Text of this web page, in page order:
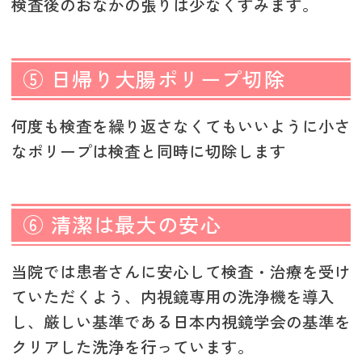
検査後のおなかの張りは少なくすみます。
⑤ 日帰り大腸ポリープ切除
何度も検査を繰り返さなくてもいいように小さ
なポリープは検査と同時に切除します
⑥ 清潔は最大の安心
当院では患者さんに安心して検査・治療を受け
ていただくよう、内視鏡専用の洗浄機を導入
し、厳しい基準である日本内視鏡学会の基準を
クリアした洗浄を行っています。